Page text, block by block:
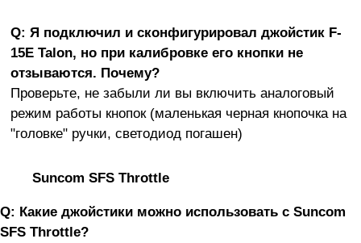
Q: Я подключил и сконфигурировал джойстик F-
15E Talon, но при калибровке его кнопки не
отзываются. Почему?
Проверьте, не забыли ли вы включить аналоговый
режим работы кнопок (маленькая черная кнопочка на
"головке" ручки, светодиод погашен)
Suncom SFS Throttle
Q: Какие джойстики можно использовать с Suncom
SFS Throttle?